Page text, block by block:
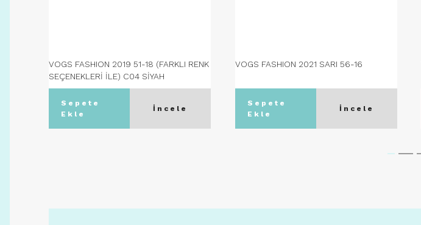
VOGS FASHION 2019 51-18 (FARKLI RENK
SEÇENEKLERİ İLE) C04 SİYAH
Sepete
Ekle
İncele
VOGS FASHION 2021 SARI 56-16
Sepete
Ekle
İncele